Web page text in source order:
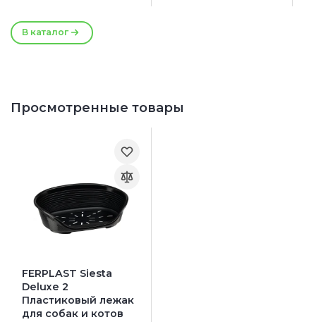
В каталог
Просмотренные товары
FERPLAST Siesta
Deluxe 2
Пластиковый лежак
для собак и котов